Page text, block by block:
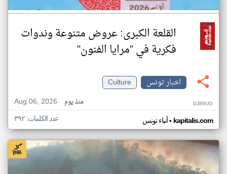
القلعة الكبرى: عروض متنوعة وندوات
فكرية في "مرايا الفنون"
اخبار تونس
Culture
Aug 06, 2026
منذ يوم DJ89UG
أنباء تونس• kapitalis.com عدد الكلمات: ٣٩٢